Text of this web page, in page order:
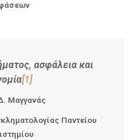
ασφάλεια και
[1]
Μαγγανάς
Παντείου